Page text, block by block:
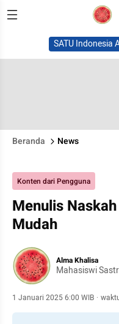
SATU Indonesia
Beranda News
Konten dari Pengguna
Menulis
Mudah
Alma Khalisa
Mahasiswi
1 Januari 2025 6:00 WIB ·